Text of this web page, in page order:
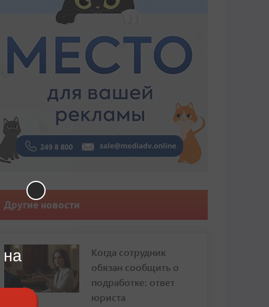
Другие новости
Когда сотрудник
обязан сообщить о
подработке: ответ
юриста